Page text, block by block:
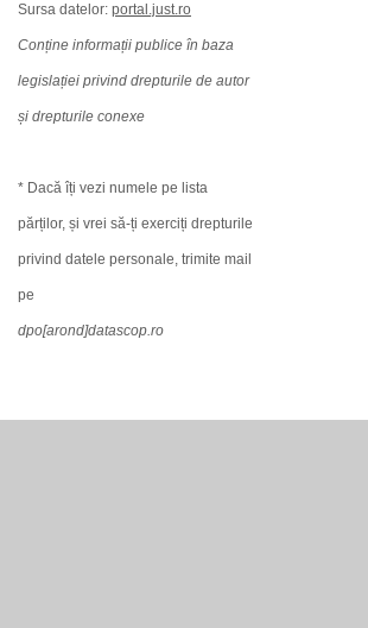
Sursa datelor: portal.just.ro
Conține informații publice în baza
legislației privind drepturile de autor
și drepturile conexe
* Dacă îți vezi numele pe lista
părților, și vrei să-ți exerciți drepturile
privind datele personale, trimite mail
pe
dpo[arond]datascop.ro